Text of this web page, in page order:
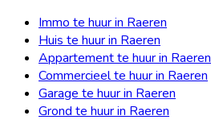
Immo te huur in Raeren
Huis te huur in Raeren
Appartement te huur in Raeren
Commercieel te huur in Raeren
Garage te huur in Raeren
Grond te huur in Raeren